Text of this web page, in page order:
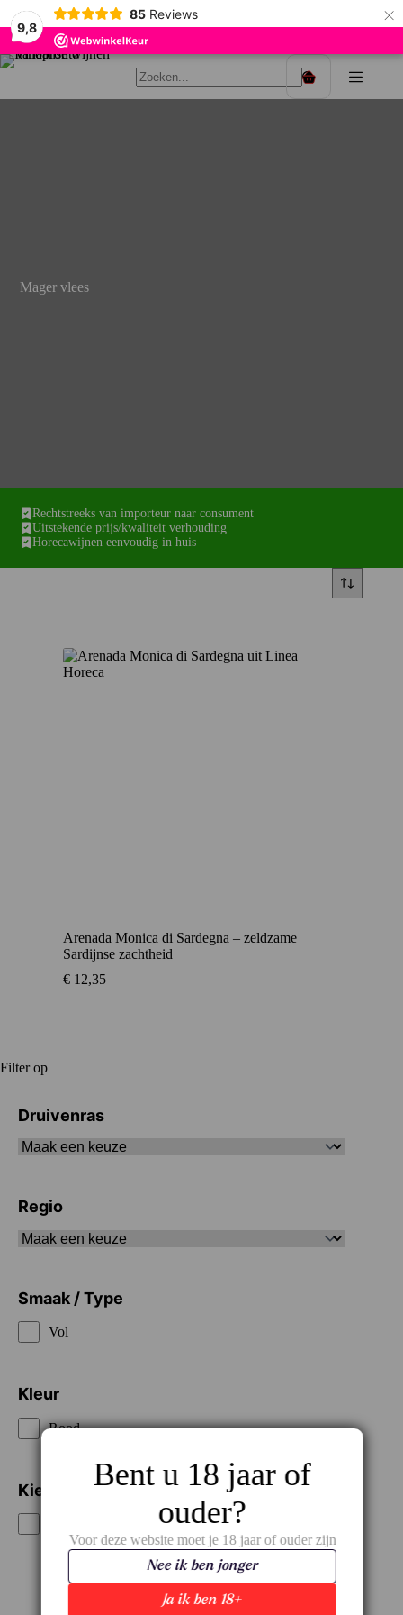
9,8
85 Reviews ×
Ga
Winkelwagen
Mager vlees
Rechtstreeks van importeur naar consument
Uitstekende prijs/kwaliteit verhouding
Horecawijnen eenvoudig in huis
Arenada Monica di Sardegna – zeldzame
Sardijnse zachtheid
€ 12,35
Filter op
Druivenras
Regio
Smaak / Type
Vol
Kleur
Rood
Kies je prijsklasseBent u 18 jaar of
ouder?
Voor deze website moet je 18 jaar of ouder zijn
Ja ik ben 18+
Nee ik ben jonger